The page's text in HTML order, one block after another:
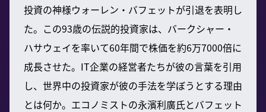
投資の神様ウォーレン・バフェットが引退を表明し
た。この93歳の伝説的投資家は、バークシャー・
ハサウェイを率いて60年間で株価を約6万7000倍に
成長させた。IT企業の経営者たちが彼の言葉を引用
し、世界中の投資家が彼の手法を学ぼうとする理由
とは何か。エコノミストの永濱利廣氏とバフェット